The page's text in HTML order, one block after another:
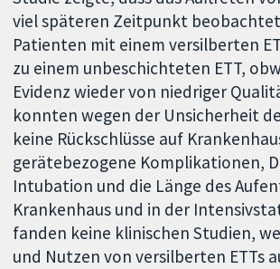
viel späteren Zeitpunkt
Patienten mit einem versilberten
zu einem unbeschichteten ETT,
Evidenz wieder von niedriger
konnten wegen der Unsicherheit
keine Rückschlüsse auf
gerätebezogene Komplikationen,
Intubation und die Länge des
Krankenhaus und in der
fanden keine klinischen Studien,
und Nutzen von versilberten ETTs